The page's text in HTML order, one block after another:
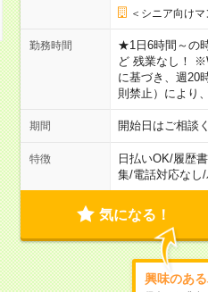
＜シニア向けマ
勤務時間
★1日6時間～の
ど 残業なし！
に基づき、週20
則禁止）により
期間 開始日はご相談
特徴 日払いOK/履歴
集/電話対応なし/
気になる！
興味のあ